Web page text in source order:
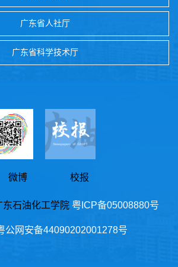
广东省人社厅
广东省科学技术厅
微博 校报
东石油化工学院 粤ICP备05008880号
公网安备44090202001278号